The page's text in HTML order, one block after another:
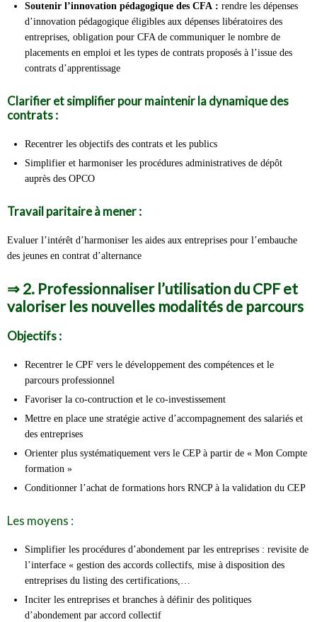
Soutenir l’innovation pédagogique des CFA : rendre les dépenses
d’innovation pédagogique éligibles aux dépenses libératoires des
entreprises, obligation pour CFA de communiquer le nombre de
placements en emploi et les types de contrats proposés à l’issue des
contrats d’apprentissage
Clarifier et simplifier pour maintenir la dynamique des
contrats :
Recentrer les objectifs des contrats et les publics
Simplifier et harmoniser les procédures administratives de dépôt
auprès des OPCO
Travail paritaire à mener :
Evaluer l’intérêt d’harmoniser les aides aux entreprises pour l’embauche
des jeunes en contrat d’alternance
⇒ 2. Professionnaliser l’utilisation du CPF et
valoriser les nouvelles modalités de parcours
Objectifs :
Recentrer le CPF vers le développement des compétences et le
parcours professionnel
Favoriser la co-contruction et le co-investissement
Mettre en place une stratégie active d’accompagnement des salariés et
des entreprises
Orienter plus systématiquement vers le CEP à partir de « Mon Compte
formation »
Conditionner l’achat de formations hors RNCP à la validation du CEP
Les moyens :
Simplifier les procédures d’abondement par les entreprises : revisite de
l’interface « gestion des accords collectifs, mise à disposition des
entreprises du listing des certifications,…
Inciter les entreprises et branches à définir des politiques
d’abondement par accord collectif